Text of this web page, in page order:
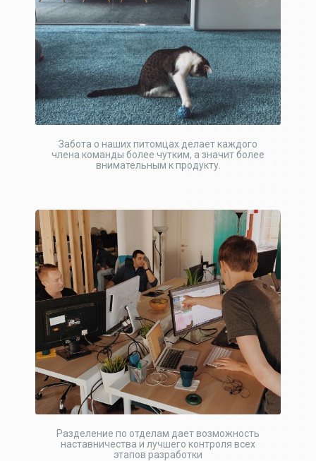
Забота о наших питомцах делает каждого
члена команды более чутким, а значит более
внимательным к продукту.
Разделение по отделам дает возможность
наставничества и лучшего контроля всех
этапов разработки